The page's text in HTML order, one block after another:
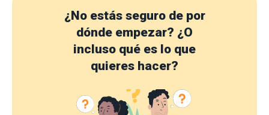
¿No estás seguro de por
dónde empezar? ¿O
incluso qué es lo que
quieres hacer?